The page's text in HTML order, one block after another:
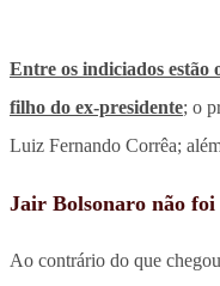
Entre os indiciados
filho do ex-presidente; o
Luiz Fernando Corrêa;
Jair Bolsonaro não
Ao contrário do que